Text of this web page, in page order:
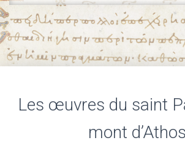
Les œuvres du saint
mont d’Athos